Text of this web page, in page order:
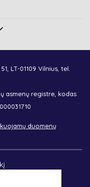
LT-01109 Vilnius, tel.
asmenų registre, kodas
duomenų